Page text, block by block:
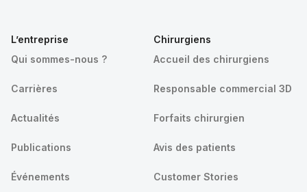
L’entreprise
Qui sommes-nous ?
Carrières
Actualités
Publications
Événements
Chirurgiens
Accueil des chirurgiens
Responsable commercial 3D
Forfaits chirurgien
Avis des patients
Customer Stories